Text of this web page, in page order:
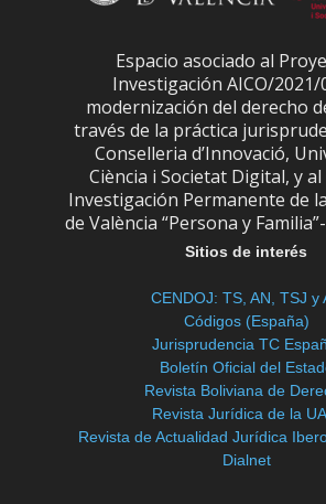
Espacio asociado al
Investigación AICO/2021/
modernización del derecho
través de la práctica
Conselleria d’Innovació,
Ciència i Societat Digital, y
Investigación Permanente de
de València “Persona y
Sitios de interés
CENDOJ: TS, AN, TSJ y
Códigos (España)
Jurisprudencia TC
Boletín Oficial del
Revista Boliviana de
Revista Jurídica de la
Revista de Actualidad Jurídica
Dialnet